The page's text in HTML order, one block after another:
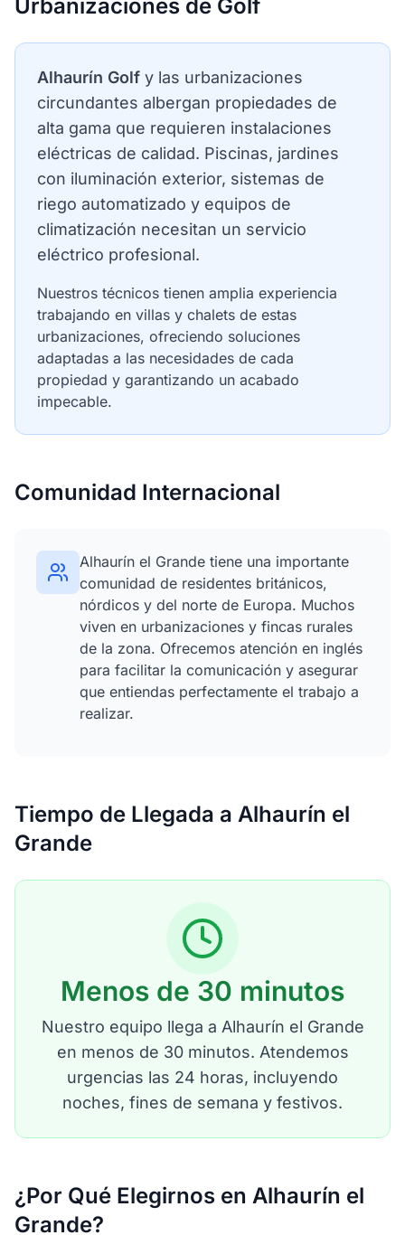
Urbanizaciones de Golf
Alhaurín Golf y las urbanizaciones
circundantes albergan propiedades de
alta gama que requieren instalaciones
eléctricas de calidad. Piscinas, jardines
con iluminación exterior, sistemas de
riego automatizado y equipos de
climatización necesitan un servicio
eléctrico profesional.
Nuestros técnicos tienen amplia experiencia
trabajando en villas y chalets de estas
urbanizaciones, ofreciendo soluciones
adaptadas a las necesidades de cada
propiedad y garantizando un acabado
impecable.
Comunidad Internacional
Alhaurín el Grande tiene una importante
comunidad de residentes británicos,
nórdicos y del norte de Europa. Muchos
viven en urbanizaciones y fincas rurales
de la zona. Ofrecemos atención en inglés
para facilitar la comunicación y asegurar
que entiendas perfectamente el trabajo a
realizar.
Tiempo de Llegada a Alhaurín el
Grande
Menos de 30 minutos
Nuestro equipo llega a Alhaurín el Grande
en menos de 30 minutos. Atendemos
urgencias las 24 horas, incluyendo
noches, fines de semana y festivos.
¿Por Qué Elegirnos en Alhaurín el
Grande?